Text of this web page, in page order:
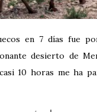
en 7 días fue
desierto de
10 horas me ha